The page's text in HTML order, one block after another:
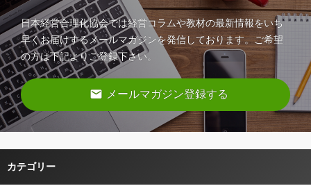
日本経営合理化協会では経営コラムや教材の最新情報をいち
早くお届けするメールマガジンを発信しております。ご希望
の方は下記よりご登録下さい。
email メールマガジン登録する
カテゴリー